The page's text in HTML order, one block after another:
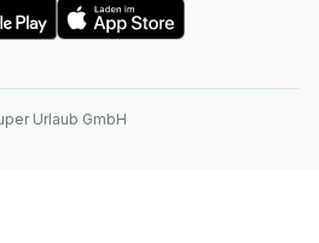
Urlaub GmbH